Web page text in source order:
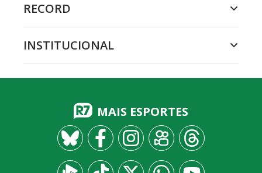
RECORD
INSTITUCIONAL
MAIS ESPORTES